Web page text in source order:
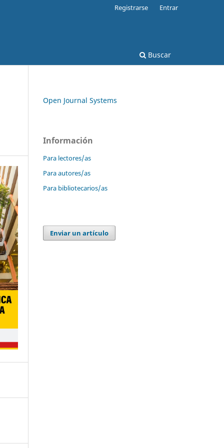
Buscar
Registrarse Entrar
Open Journal Systems
Información
Para lectores/as
Para autores/as
Para bibliotecarios/as
Enviar un artículo